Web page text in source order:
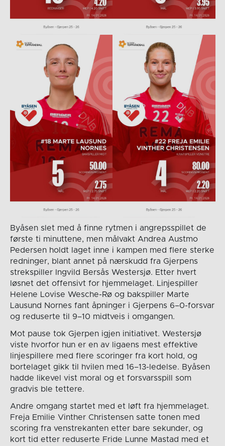
Byåsen slet med å finne rytmen i angrepsspillet de
første ti minuttene, men målvakt Andrea Austmo
Pedersen holdt laget inne i kampen med flere sterke
redninger, blant annet på nærskudd fra Gjerpens
strekspiller Ingvild Bersås Westersjø. Etter hvert
løsnet det offensivt for hjemmelaget. Linjespiller
Helene Lovise Wesche-Rø og bakspiller Marte
Lausund Nornes fant åpninger i Gjerpens 6–0-forsvar
og reduserte til 9–10 midtveis i omgangen.
Mot pause tok Gjerpen igjen initiativet. Westersjø
viste hvorfor hun er en av ligaens mest effektive
linjespillere med flere scoringer fra kort hold, og
bortelaget gikk til hvilen med 16–13-ledelse. Byåsen
hadde likevel vist moral og et forsvarsspill som
gradvis ble tettere.
Andre omgang startet med et løft fra hjemmelaget.
Freja Emilie Vinther Christensen satte tonen med
scoring fra venstrekanten etter bare sekunder, og
kort tid etter reduserte Fride Lunne Mastad med et